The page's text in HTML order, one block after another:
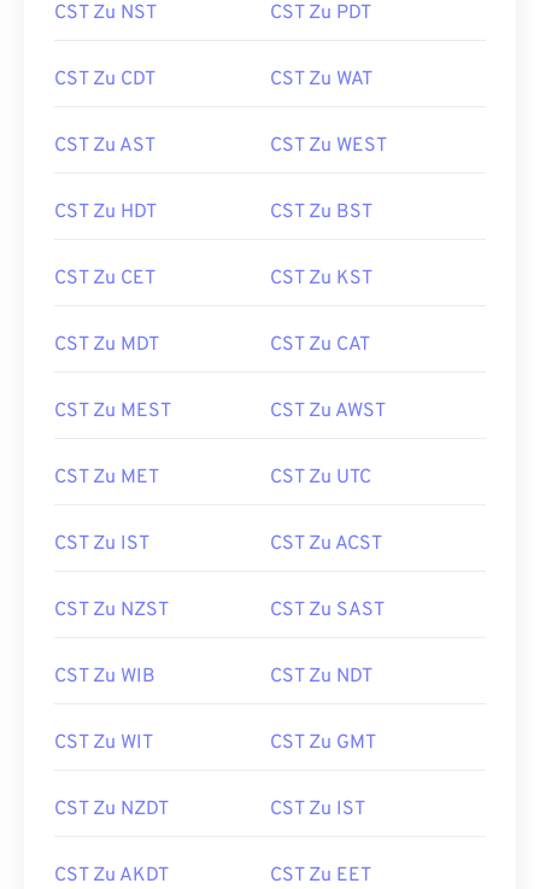
CST Zu NST CST Zu PDT
CST Zu CDT CST Zu WAT
CST Zu AST CST Zu WEST
CST Zu HDT CST Zu BST
CST Zu CET CST Zu KST
CST Zu MDT CST Zu CAT
CST Zu MEST CST Zu AWST
CST Zu MET CST Zu UTC
CST Zu IST CST Zu ACST
CST Zu NZST CST Zu SAST
CST Zu WIB CST Zu NDT
CST Zu WIT CST Zu GMT
CST Zu NZDT CST Zu IST
CST Zu AKDT CST Zu EET